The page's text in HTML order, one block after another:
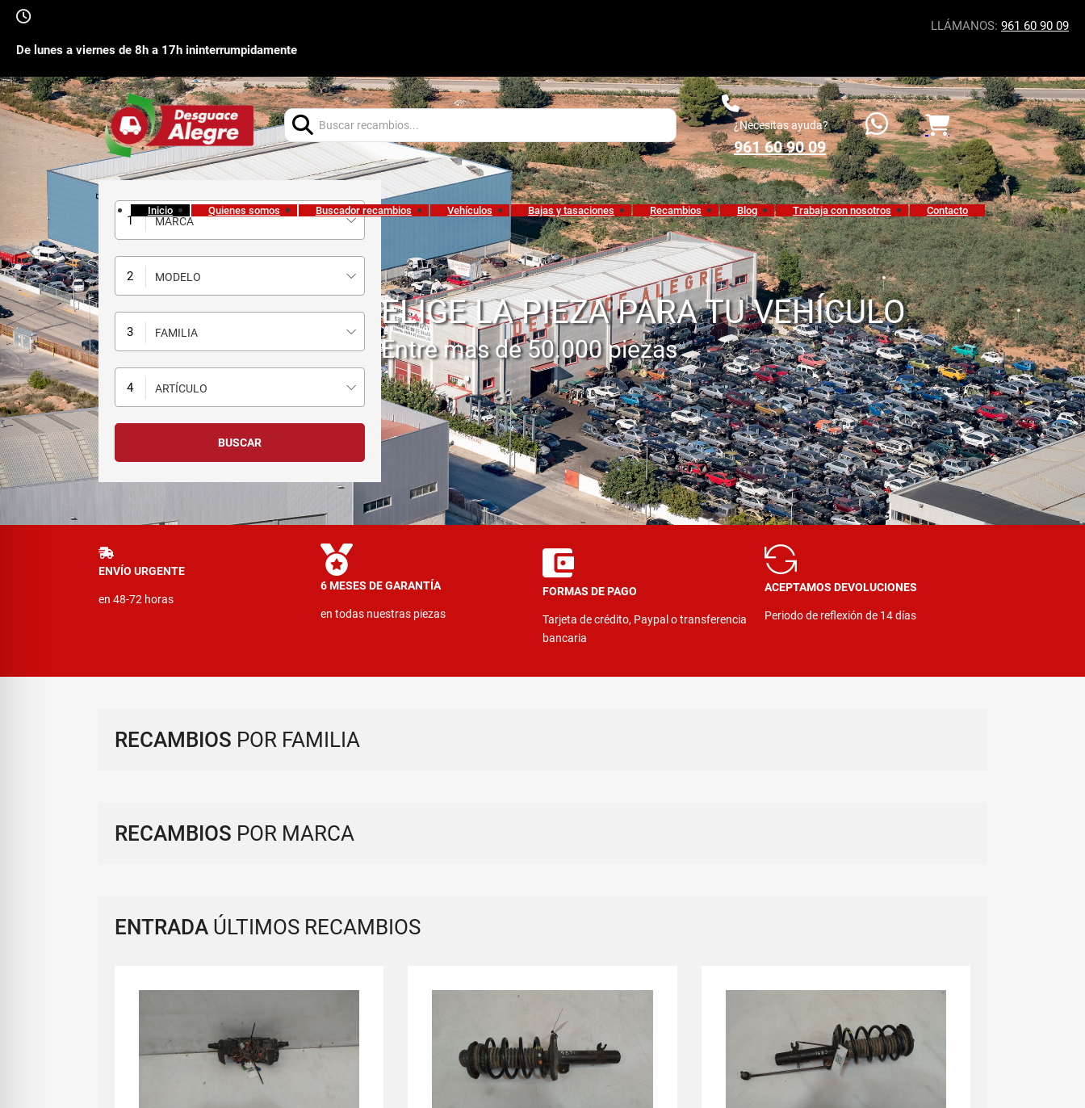
De lunes a viernes de 8h a 17h ininterrumpidamente
LLÁMANOS: 961 60 90 09
Buscar:
¿Necesitas ayuda?
961 60 90 09
Inicio Quienes somos Buscador recambios Vehículos Bajas y tasaciones Recambios Blog Trabaja con nosotros Contacto
MARCA
MODELO
FAMILIA
ARTÍCULO
ELIGE LA PIEZA PARA TU VEHÍCULO
Entre mas de 50.000 piezas
ENVÍO URGENTE
en 48-72 horas
6 MESES DE GARANTÍA
en todas nuestras piezas
FORMAS DE PAGO
Tarjeta de crédito, Paypal o transferencia
bancaria
ACEPTAMOS DEVOLUCIONES
Periodo de reflexión de 14 días
RECAMBIOS POR FAMILIA
RECAMBIOS POR MARCA
ENTRADA ÚLTIMOS RECAMBIOS